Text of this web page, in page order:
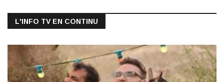
L'INFO TV EN CONTINU